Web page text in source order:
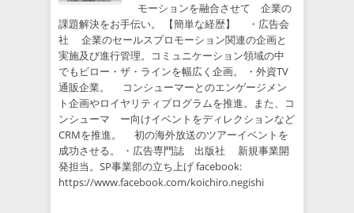
モーションを融合させて 企業の
課題解決をお手伝い。 【簡単な経歴】 ・広告会
社 企業のセールスプロモーション関連の企画と
実施及び進行管理。コミュニケーション領域の中
でもビロー・ザ・ラインを幅広く企画。 ・外資TV
通販企業。 コンシューマーとのエンゲージメン
ト企画やロイヤリティプログラムを推進。また、コ
ンシューマ ー向けイベントをディレクションなど
CRMを推進。 初の海外放送のツアーイベントを
成功させる。 ・広告専門誌 出版社 新規事業開
発担当。SP事業部の立ち上げ facebook:
https://www.facebook.com/koichiro.negishi